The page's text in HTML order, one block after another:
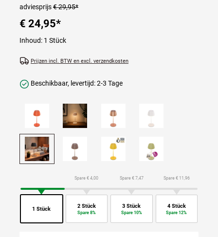
adviesprijs€ 29,95*
€ 24,95*
Inhoud: 1 Stück
Prijzen incl. BTW en excl. verzendkosten
Beschikbaar, levertijd: 2-3 Tage
1 Stück
Spare € 4,00
2 Stück
Spare 8%
Spare € 7,47
3 Stück
Spare 10%
Spare € 11,96
4 Stück
Spare 12%